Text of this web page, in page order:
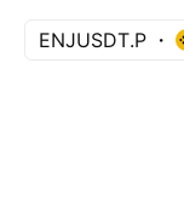
ENJUSDT.P